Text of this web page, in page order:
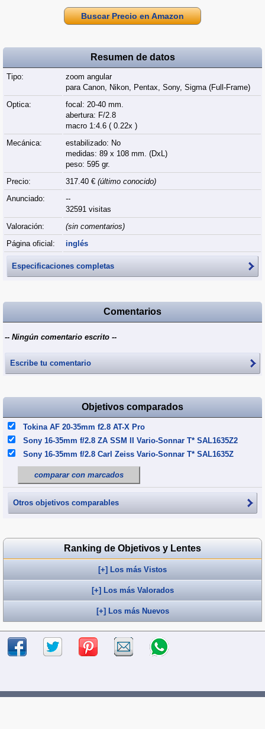
Buscar Precio en Amazon
Resumen de datos
Tipo:
zoom angular
para Canon, Nikon, Pentax, Sony, Sigma (Full‑Frame)
Optica:
focal: 20-40 mm.
abertura: F/2.8
macro 1:4.6 ( 0.22x )
Mecánica:
estabilizado: No
medidas: 89 x 108 mm. (DxL)
peso: 595 gr.
Precio:
317.40 € (último conocido)
Anunciado:
--
32591 visitas
Valoración:
(sin comentarios)
Página oficial:
inglés
Especificaciones completas
Comentarios
-- Ningún comentario escrito --
Escribe tu comentario
Objetivos comparados
Tokina AF 20-35mm f2.8 AT-X Pro
Sony 16-35mm f/2.8 ZA SSM II Vario-Sonnar T* SAL1635Z2
Sony 16-35mm f/2.8 Carl Zeiss Vario-Sonnar T* SAL1635Z
comparar con marcados
Otros objetivos comparables
Ranking de Objetivos y Lentes
[+] Los más Vistos
[+] Los más Valorados
[+] Los más Nuevos